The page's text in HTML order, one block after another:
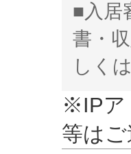
■入居
書・
しく
※IPア
等は